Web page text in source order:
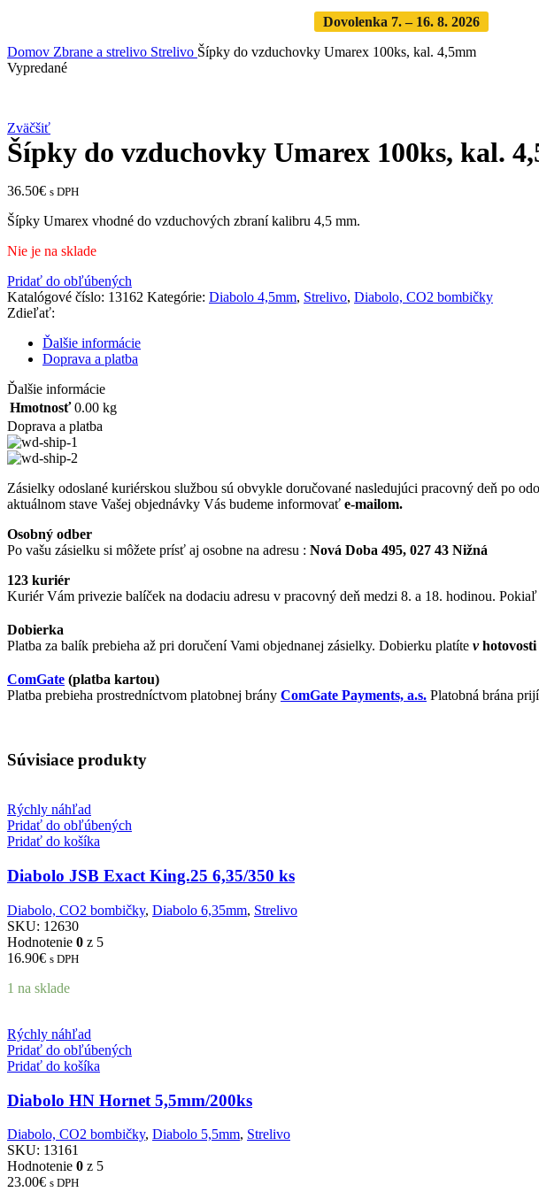
Dovolenka 7. – 16. 8. 2026
Domov Zbrane a strelivo Strelivo Šípky do vzduchovky Umarex 100ks, kal. 4,5mm
Vypredané
Zväčšiť
Šípky do vzduchovky Umarex 100ks, kal.
36.50€ s DPH
Šípky Umarex vhodné do vzduchových zbraní kalibru 4,5 mm.
Nie je na sklade
Pridať do obľúbených
Katalógové číslo: 13162 Kategórie: Diabolo 4,5mm, Strelivo, Diabolo, CO2 bombičky
Zdieľať:
Ďalšie informácie
Doprava a platba
Ďalšie informácie
Hmotnosť 0.00 kg
Doprava a platba
Zásielky odoslané kuriérskou službou sú obvykle doručované nasledujúci pracovný deň po
aktuálnom stave Vašej objednávky Vás budeme informovať e-mailom.
Osobný odber
Po vašu zásielku si môžete prísť aj osobne na adresu : Nová Doba 495, 027 43 Nižná
123 kuriér
Kuriér Vám privezie balíček na dodaciu adresu v pracovný deň medzi 8. a 18. hodinou.
Dobierka
Platba za balík prebieha až pri doručení Vami objednanej zásielky. Dobierku platíte vhotovosti
ComGate (platba kartou)
Platba prebieha prostredníctvom platobnej brány ComGate Payments, a.s. Platobná brána
Súvisiace produkty
Rýchly náhľad
Pridať do obľúbených
Pridať do košíka
Diabolo JSB Exact King.25 6,35/350 ks
Diabolo, CO2 bombičky, Diabolo 6,35mm, Strelivo
SKU: 12630
Hodnotenie 0 z 5
16.90€ s DPH
1 na sklade
Rýchly náhľad
Pridať do obľúbených
Pridať do košíka
Diabolo HN Hornet 5,5mm/200ks
Diabolo, CO2 bombičky, Diabolo 5,5mm, Strelivo
SKU: 13161
Hodnotenie 0 z 5
23.00€ s DPH